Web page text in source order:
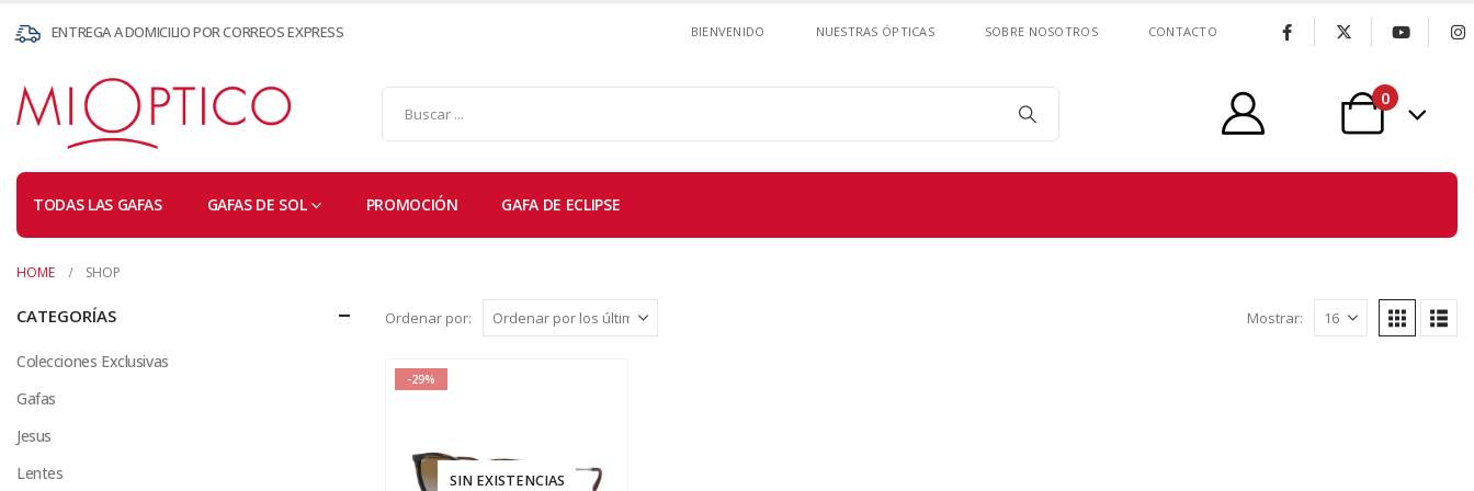
ENTREGA A DOMICILIO POR CORREOS EXPRESS BIENVENIDO NUESTRAS ÓPTICAS SOBRE NOSOTROS CONTACTO
0
TODAS LAS GAFAS GAFAS DE SOL PROMOCIÓN GAFA DE ECLIPSE
HOME SHOP
Ordenar por: Mostrar:
-29%
SIN EXISTENCIAS
CATEGORÍAS
Colecciones Exclusivas
Gafas
Jesus
Lentes